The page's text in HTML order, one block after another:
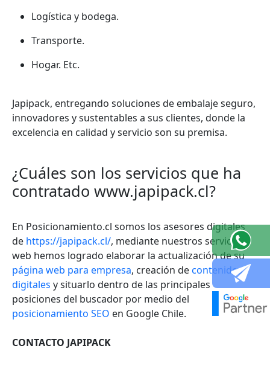
Logística y bodega.
Transporte.
Hogar. Etc.
Japipack, entregando soluciones de embalaje seguro,
innovadores y sustentables a sus clientes, donde la
excelencia en calidad y servicio son su premisa.
¿Cuáles son los servicios que ha
contratado www.japipack.cl?
En Posicionamiento.cl somos los asesores digitales
de https://japipack.cl/, mediante nuestros servicios
web hemos logrado elaborar la actualización de su
página web para empresa, creación decontenidos
digitales y situarlo dentro de las principales
posiciones del buscador por medio del
posicionamiento SEO en Google Chile.
CONTACTO JAPIPACK